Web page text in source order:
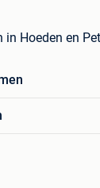
Hoeden en